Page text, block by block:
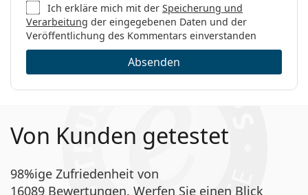
Ich erkläre mich mit derSpeicherung und
Verarbeitung der eingegebenen Daten und der
Veröffentlichung des Kommentars einverstanden
Absenden
Von Kunden getestet
98%ige Zufriedenheit von
16089 Bewertungen. Werfen Sie einen Blick